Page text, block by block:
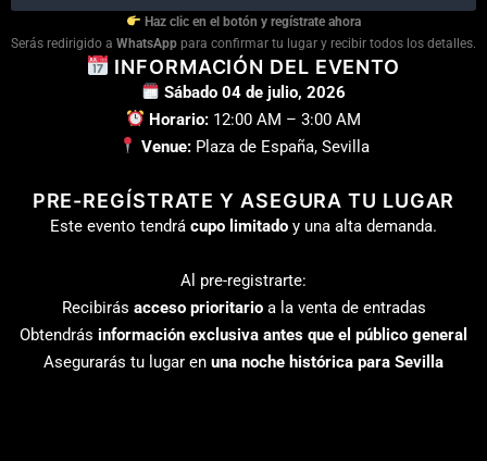
Haz clic en el botón y regístrate ahora
Serás redirigido a WhatsApp para confirmar tu lugar y recibir todos los detalles.
INFORMACIÓN DEL EVENTO
Sábado 04 de julio, 2026
Horario: 12:00 AM – 3:00 AM
Venue:Plaza de España, Sevilla
PRE-REGÍSTRATE Y ASEGURA TU LUGAR
Este evento tendrá cupo limitado y una alta demanda.
Al pre-registrarte:
Recibirás acceso prioritarioa la venta de entradas
Obtendrás información exclusiva antes que el público general
Asegurarás tu lugar en una noche histórica para Sevilla